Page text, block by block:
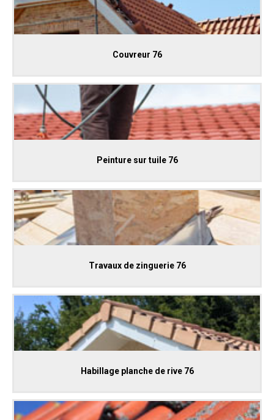
Couvreur 76
Peinture sur tuile 76
Travaux de zinguerie 76
Habillage planche de rive 76